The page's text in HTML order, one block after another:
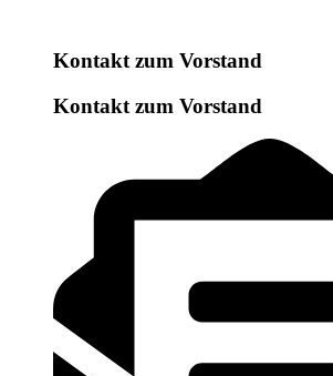
Kontakt zum Vorstand
Kontakt zum Vorstand